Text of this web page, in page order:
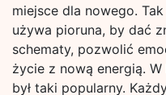
miejsce dla nowego.
używa pioruna, by dać
schematy, pozwolić
życie z nową energią.
był taki popularny.